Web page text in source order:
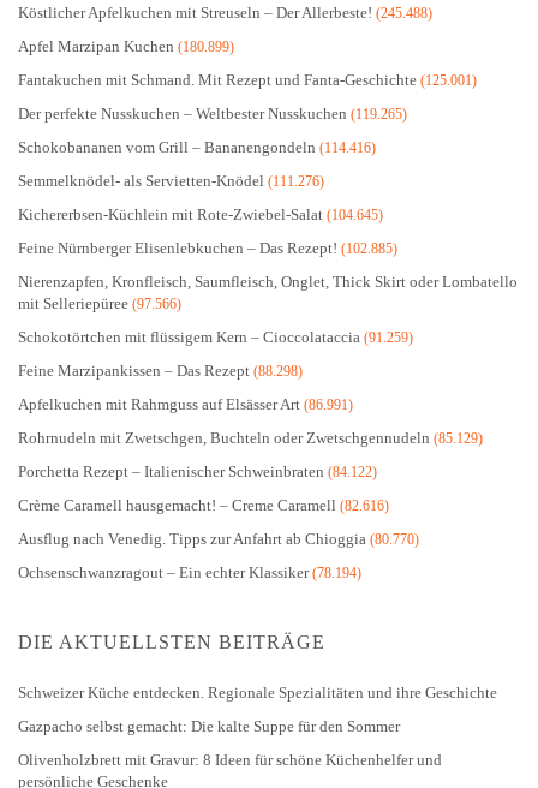
Köstlicher Apfelkuchen mit Streuseln – Der Allerbeste! (245.488)
Apfel Marzipan Kuchen (180.899)
Fantakuchen mit Schmand. Mit Rezept und Fanta-Geschichte (125.001)
Der perfekte Nusskuchen – Weltbester Nusskuchen (119.265)
Schokobananen vom Grill – Bananengondeln (114.416)
Semmelknödel- als Servietten-Knödel (111.276)
Kichererbsen-Küchlein mit Rote-Zwiebel-Salat (104.645)
Feine Nürnberger Elisenlebkuchen – Das Rezept! (102.885)
Nierenzapfen, Kronfleisch, Saumfleisch, Onglet, Thick Skirt oder Lombatello
mit Selleriepüree (97.566)
Schokotörtchen mit flüssigem Kern – Cioccolataccia (91.259)
Feine Marzipankissen – Das Rezept (88.298)
Apfelkuchen mit Rahmguss auf Elsässer Art (86.991)
Rohrnudeln mit Zwetschgen, Buchteln oder Zwetschgennudeln (85.129)
Porchetta Rezept – Italienischer Schweinbraten (84.122)
Crème Caramell hausgemacht! – Creme Caramell (82.616)
Ausflug nach Venedig. Tipps zur Anfahrt ab Chioggia (80.770)
Ochsenschwanzragout – Ein echter Klassiker(78.194)
DIE AKTUELLSTEN BEITRÄGE
Schweizer Küche entdecken. Regionale Spezialitäten und ihre Geschichte
Gazpacho selbst gemacht: Die kalte Suppe für den Sommer
Olivenholzbrett mit Gravur: 8 Ideen für schöne Küchenhelfer und
persönliche Geschenke